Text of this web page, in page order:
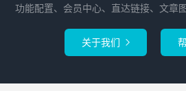
功能配置、会员中心、直达链接、文章
关于我们 